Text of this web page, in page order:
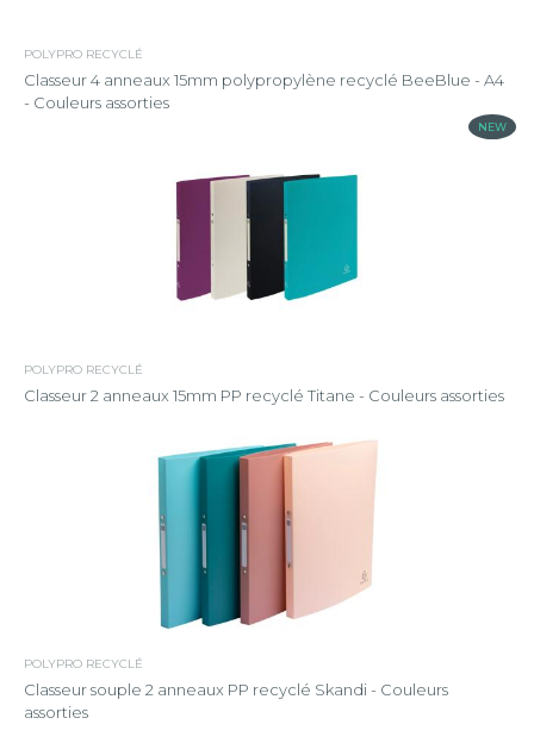
POLYPRO RECYCLÉ
Classeur 4 anneaux 15mm polypropylène recyclé BeeBlue - A4
- Couleurs assorties
NEW
POLYPRO RECYCLÉ
Classeur 2 anneaux 15mm PP recyclé Titane - Couleurs assorties
POLYPRO RECYCLÉ
Classeur souple 2 anneaux PP recyclé Skandi - Couleurs
assorties